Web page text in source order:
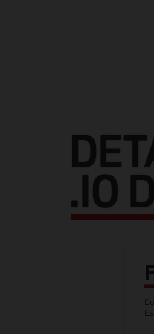
.IO